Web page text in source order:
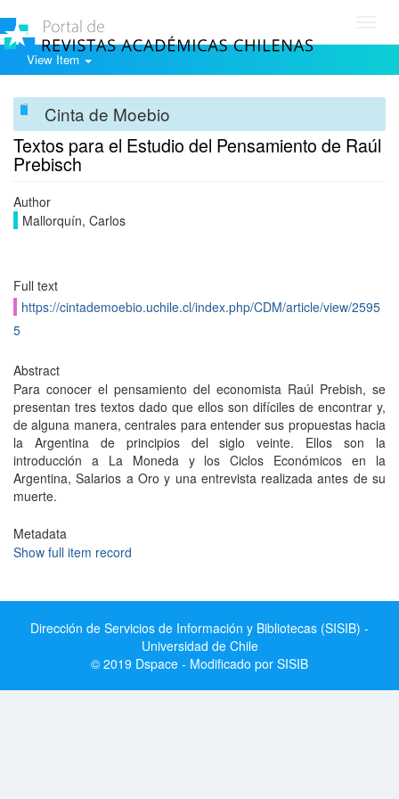
View Item
Cinta de Moebio
Textos para el Estudio del Pensamiento de Raúl
Prebisch
Author
Mallorquín, Carlos
Full text
https://cintademoebio.uchile.cl/index.php/CDM/article/view/2595
5
Abstract
Para conocer el pensamiento del economista Raúl Prebish, se
presentan tres textos dado que ellos son difíciles de encontrar y,
de alguna manera, centrales para entender sus propuestas hacia
la Argentina de principios del siglo veinte. Ellos son la
introducción a La Moneda y los Ciclos Económicos en la
Argentina, Salarios a Oro y una entrevista realizada antes de su
muerte.
Metadata
Show full item record
Dirección de Servicios de Información y Bibliotecas (SISIB) -
Universidad de Chile
© 2019 Dspace - Modificado por SISIB